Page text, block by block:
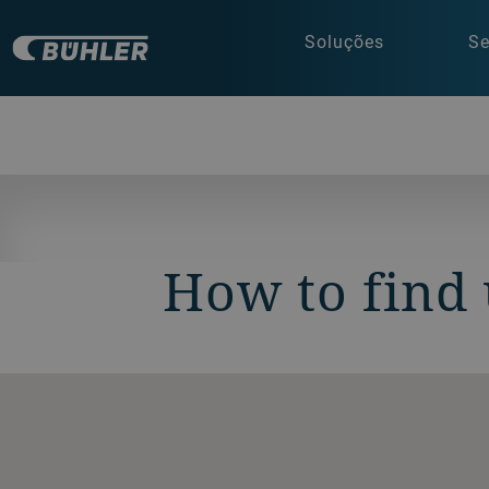
Soluções
How to find